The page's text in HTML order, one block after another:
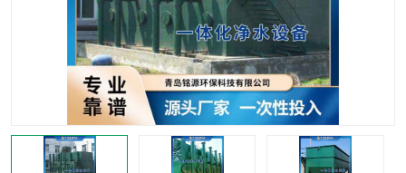
雨水收集回用装置 门式冲洗装置
智能一体化灌溉泵房 一体化污水处理泵房
水面垃圾清理装置 浅层砂过滤装置
一体化泵闸 柔性截污